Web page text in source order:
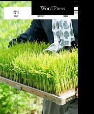
WordPress